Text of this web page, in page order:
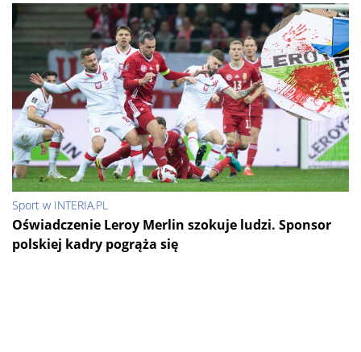
Sport w INTERIA.PL
Oświadczenie Leroy Merlin szokuje ludzi. Sponsor
polskiej kadry pogrąża się